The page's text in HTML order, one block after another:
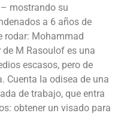
mostrando su
a 6 años de
rodar: Mohammad
de M Rasoulof es una
escasos, pero de
Cuenta la odisea de una
de trabajo, que entra
obtener un visado para